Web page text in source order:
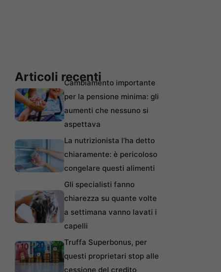
Articoli recentiCambiamento importante
per la pensione minima: gli
aumenti che nessuno si
aspettava
La nutrizionista l’ha detto
chiaramente: è pericoloso
congelare questi alimenti
Gli specialisti fanno
chiarezza su quante volte
a settimana vanno lavati i
capelli
Truffa Superbonus, per
questi proprietari stop alle
cessione del credito